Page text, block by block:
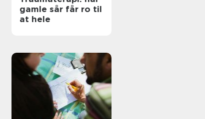
gamle sår får ro til
at hele